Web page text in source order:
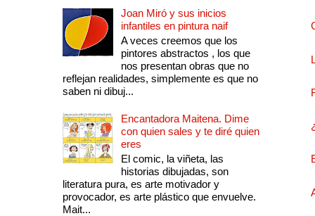
Joan Miró y sus inicios
infantiles en pintura naif
A veces creemos que los
pintores abstractos , los que
nos presentan obras que no
reflejan realidades, simplemente es que no
saben ni dibuj...
Encantadora Maitena. Dime
con quien sales y te diré quien
eres
El comic, la viñeta, las
historias dibujadas, son
literatura pura, es arte motivador y
provocador, es arte plástico que envuelve.
Mait...